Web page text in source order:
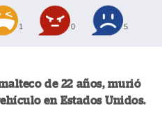
1 0 5
de 22 años, murió
en Estados Unidos.